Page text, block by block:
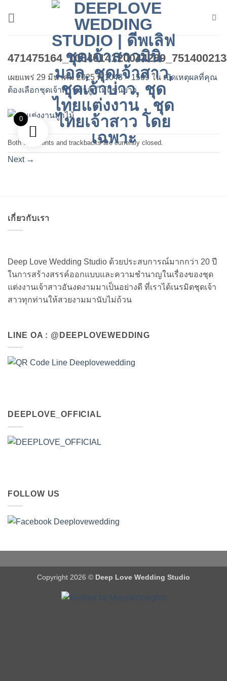
เผยแพร่ 29 มีนาคม 2025ที่1043 × 1569 ใน เปิดเหตุผลที่คุณ
ต้องเลือกชุดเจ้าสาว ผ้าลูกไม้แขนยาว
Both comments and trackbacks are currently closed.
Next →
เกี่ยวกับเรา
Deep Love Wedding Studio ด้วยประสบการณ์มากกว่า 20 ปี
ในการสร้างสรรค์ออกแบบและความชำนาญในเรื่องของชุด
แต่งงานเจ้าสาวอันงดงามมาเป็นอย่างดี ที่เราได้เนรมิตชุดเจ้า
สาวทุกท่านให้สวยงามมานับไม่ถ้วน
LINE OA : @DEEPLOVEWEDDING
DEEPLOVE_OFFICIAL
FOLLOW US
Copyright 2026 © Deep Love Wedding Studio
0